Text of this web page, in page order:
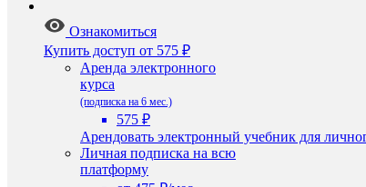
Ознакомиться
Купить доступ от 575 ₽
Аренда электронного
курса
(подписка на 6 мес.)
575 ₽
Арендовать электронный учебник для
Личная подписка на всю
платформу